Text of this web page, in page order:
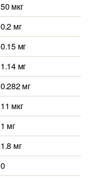
50 мкг
0.2 мг
0.15 мг
1.14 мг
0.282 мг
11 мкг
1 мг
1.8 мг
0